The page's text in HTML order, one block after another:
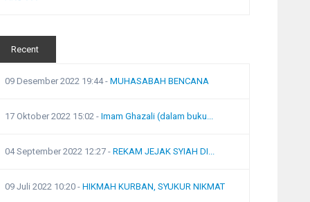
Recent
09 Desember 2022 19:44- MUHASABAH BENCANA
17 Oktober 2022 15:02 - Imam Ghazali (dalam buku...
04 September 2022 12:27 - REKAM JEJAK SYIAH DI...
09 Juli 2022 10:20 - HIKMAH KURBAN, SYUKUR NIKMAT